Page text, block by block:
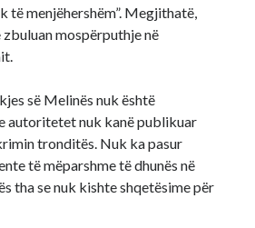
të menjëhershëm”. Megjithatë,
mospërputhje në
së Melinës nuk është
autoritetet nuk kanë publikuar
tronditës. Nuk ka pasur
të mëparshme të dhunës në
tha se nuk kishte shqetësime për